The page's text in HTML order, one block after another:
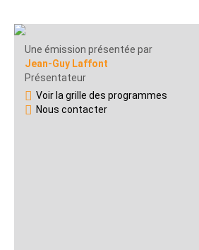
Une émission présentée par
Jean-Guy Laffont
Présentateur
Voir la grille des programmes
Nous contacter